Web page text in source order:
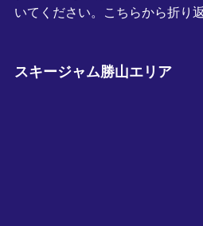
いてください。こちらから折り
スキージャム勝山エリア